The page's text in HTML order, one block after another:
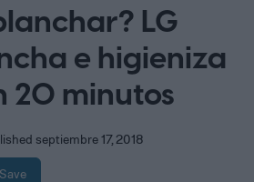
LG
e higieniza
20 minutos
septiembre 17, 2018
Save